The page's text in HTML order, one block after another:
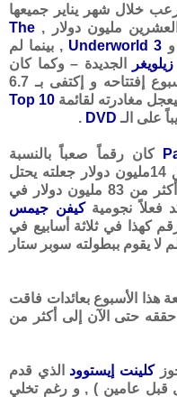
خلال شهر يناير جميعها
مليون دولار , The
و Underworld 3 , بينما لم
الجديدة – وكما كان
متوقعاً – أن يحقق شيئاً مهماً في أسبوع إفتتاحه و إكتفى بـ 6.7
مغادرته لقائمة Top 10
على الـ DVD
.
كان رقماً صعباً بالنسبة
للأفلام المفتتحة هذا الأسبوع , و حقق 14مليون دولار جعلته يحتل
المرتبة الثانية , و رفعت رصيده إلى أكثر من 83 مليون دولار في
فعلاً نجوميةكيفن جيمس
كهذا في ثلاثة أسابيع في
لا يقوم ببطولته سوبر ستار
هذا الأسبوع بعائدات فاقت
حققه حتى الآن إلى أكثر من
كلينت إيستوود الذي قدم
قبل عامين ) , و رغم تخلي